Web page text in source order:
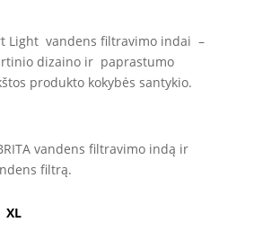
Light vandens filtravimo indai –
dizaino ir paprastumo
produkto kokybės santykio.
vandens filtravimo indą ir
filtrą.
XL